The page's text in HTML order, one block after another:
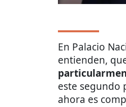
En Palacio
entienden,
este segundo
ahora es